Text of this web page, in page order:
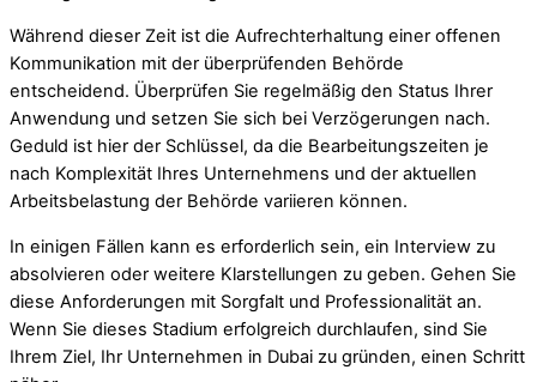
Während dieser Zeit ist die Aufrechterhaltung einer offenen
Kommunikation mit der überprüfenden Behörde
entscheidend. Überprüfen Sie regelmäßig den Status Ihrer
Anwendung und setzen Sie sich bei Verzögerungen nach.
Geduld ist hier der Schlüssel, da die Bearbeitungszeiten je
nach Komplexität Ihres Unternehmens und der aktuellen
Arbeitsbelastung der Behörde variieren können.
In einigen Fällen kann es erforderlich sein, ein Interview zu
absolvieren oder weitere Klarstellungen zu geben. Gehen Sie
diese Anforderungen mit Sorgfalt und Professionalität an.
Wenn Sie dieses Stadium erfolgreich durchlaufen, sind Sie
Ihrem Ziel, Ihr Unternehmen in Dubai zu gründen, einen Schritt